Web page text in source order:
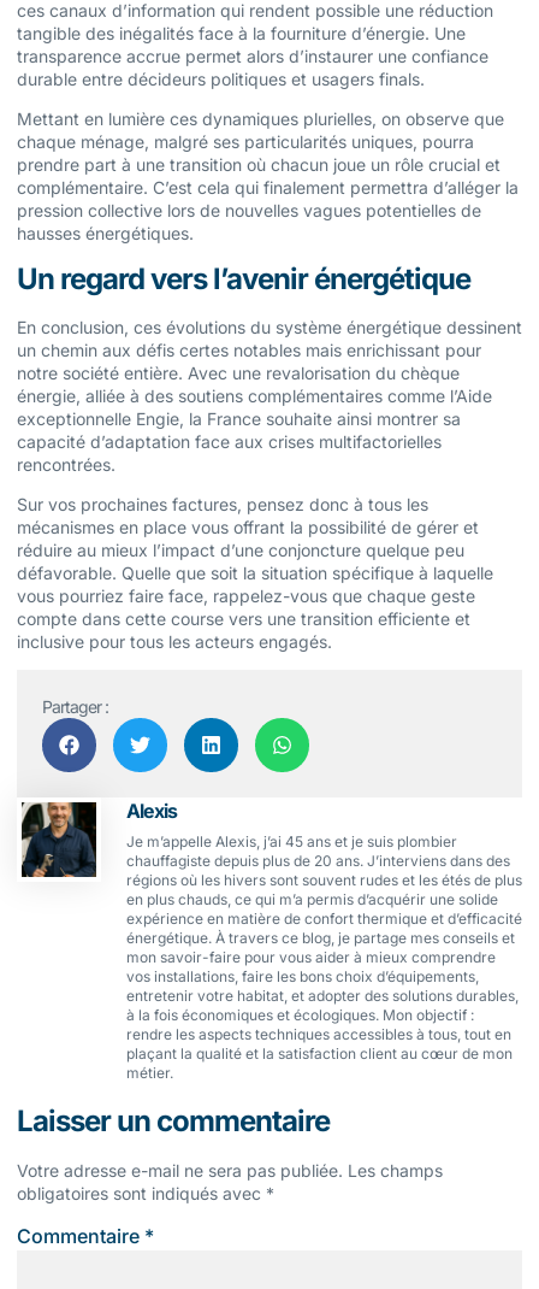
ces canaux d’information qui rendent possible une réduction
tangible des inégalités face à la fourniture d’énergie. Une
transparence accrue permet alors d’instaurer une confiance
durable entre décideurs politiques et usagers finals.
Mettant en lumière ces dynamiques plurielles, on observe que
chaque ménage, malgré ses particularités uniques, pourra
prendre part à une transition où chacun joue un rôle crucial et
complémentaire. C’est cela qui finalement permettra d’alléger la
pression collective lors de nouvelles vagues potentielles de
hausses énergétiques.
Un regard vers l’avenir énergétique
En conclusion, ces évolutions du système énergétique dessinent
un chemin aux défis certes notables mais enrichissant pour
notre société entière. Avec une revalorisation du chèque
énergie, alliée à des soutiens complémentaires comme l’Aide
exceptionnelle Engie, la France souhaite ainsi montrer sa
capacité d’adaptation face aux crises multifactorielles
rencontrées.
Sur vos prochaines factures, pensez donc à tous les
mécanismes en place vous offrant la possibilité de gérer et
réduire au mieux l’impact d’une conjoncture quelque peu
défavorable. Quelle que soit la situation spécifique à laquelle
vous pourriez faire face, rappelez-vous que chaque geste
compte dans cette course vers une transition efficiente et
inclusive pour tous les acteurs engagés.
Partager :
Alexis
Je m’appelle Alexis, j’ai 45 ans et je suis plombier
chauffagiste depuis plus de 20 ans. J’interviens dans des
régions où les hivers sont souvent rudes et les étés de plus
en plus chauds, ce qui m’a permis d’acquérir une solide
expérience en matière de confort thermique et d’efficacité
énergétique. À travers ce blog, je partage mes conseils et
mon savoir-faire pour vous aider à mieux comprendre
vos installations, faire les bons choix d’équipements,
entretenir votre habitat, et adopter des solutions durables,
à la fois économiques et écologiques. Mon objectif :
rendre les aspects techniques accessibles à tous, tout en
plaçant la qualité et la satisfaction client au cœur de mon
métier.
Laisser un commentaire
Votre adresse e-mail ne sera pas publiée. Les champs
obligatoires sont indiqués avec *
Commentaire *